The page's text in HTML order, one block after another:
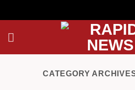
CATEGORY